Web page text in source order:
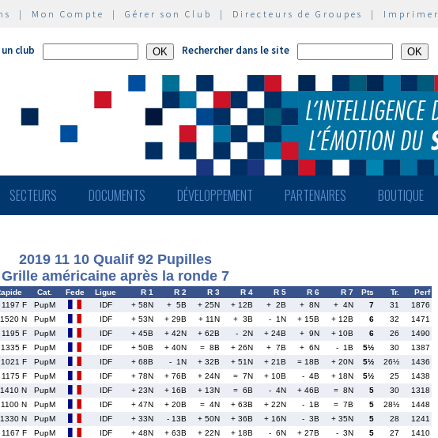
| Mon Compte | Gérer son Club | Directeurs de Groupes | Imprimer
club Rechercher dans le site
SECTEURS DOCUMENTS DÉVELOPPEMENT PARTENAIRES BOUTIQUE
2019 11 10 Qualif 92 Pupilles
Grille américaine après la ronde 7
Cat. Fede Ligue R 1 R 2 R 3 R 4 R 5 R 6 R 7 Pts Tr.
Perf
1197 F PupM IDF + 58N + 5B + 25N + 12B + 2B + 8N + 4N 7 31
1876
1520 N PupM IDF + 53N + 29B + 11N + 3B - 1N + 15B + 12B 6 32
1471
1195 F PupM IDF + 45B + 42N + 62B - 2N + 24B + 9N + 10B 6 26
1490
1335 F PupM IDF + 50B + 40N = 8B + 26N + 7B + 6N - 1B 5½ 30
1387
1021 F PupM IDF + 68B - 1N + 32B + 51N + 21B = 18B + 20N 5½ 26½
1436
1175 F PupM IDF + 78N + 76B + 24N = 7N + 10B - 4B + 18N 5½ 25
1438
1410 N PupM IDF + 23N + 16B + 13N = 6B - 4N + 46B = 8N 5 30
1318
1100 N PupM IDF + 47N + 20B = 4N + 63B + 22N - 1B = 7B 5 28½
1448
1330 N PupM IDF + 33N - 13B + 50N + 36B + 16N - 3B + 35N 5 28
1241
1167 F PupM IDF + 48N + 63B + 22N + 18B - 6N + 27B - 3N 5 27
1410